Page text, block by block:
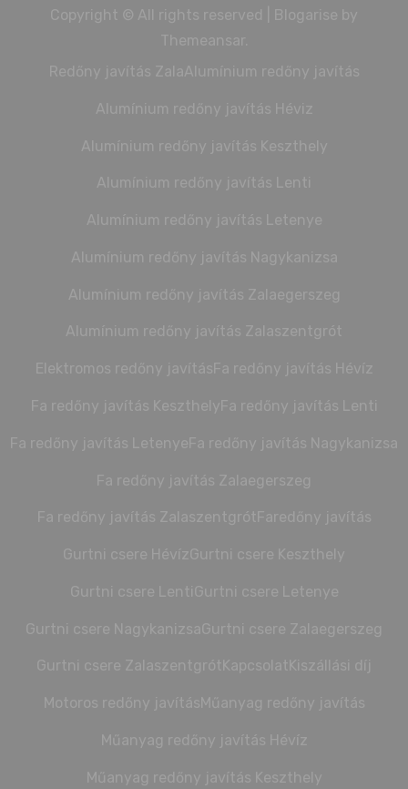
Copyright © All rights reserved
Redőny javítás Zala
Alumínium redőny javítás
Alumínium redőny javítás Héviz
Alumínium redőny javítás Keszthely
Alumínium redőny javítás Lenti
Alumínium redőny javítás Letenye
Alumínium redőny javítás Nagykanizsa
Alumínium redőny javítás Zalaegerszeg
Alumínium redőny javítás Zalaszentgrót
Elektromos redőny javítás Fa redőny javítás Hévíz
Fa redőny javítás Keszthely Fa redőny javítás Lenti
Fa redőny javítás Letenye Fa redőny javítás Nagykanizsa
Fa redőny javítás Zalaegerszeg
Fa redőny javítás Zalaszentgrót Faredőny javítás
Gurtni csere Hévíz Gurtni csere Keszthely
Gurtni csere Nagykanizsa Gurtni csere Zalaegerszeg
Gurtni csere Zalaszentgrót Kiszállási díj
Motoros redőny javítás Műanyag redőny javítás
Műanyag redőny javítás Hévíz
Műanyag redőny javítás Keszthely